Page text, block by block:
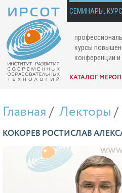
СЕМИНАРЫ,
курсы
конференции и
КАТАЛОГ
Главная Лекторы
КОКОРЕВ РОСТИСЛАВ